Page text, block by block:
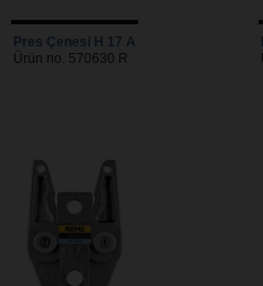
Pres Çenesi H 17 A
Ürün no. 570630 R